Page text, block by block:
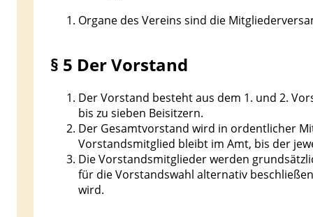
Organe des Vereins sind die
§ 5 Der Vorstand
Der Vorstand besteht aus dem 1. und 2.
bis zu sieben Beisitzern.
Der Gesamtvorstand wird in ordentlicher
Vorstandsmitglied bleibt im Amt, bis der
Die Vorstandsmitglieder werden
für die Vorstandswahl alternativ
wird.